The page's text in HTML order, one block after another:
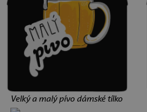
Velký a malý pívo dámské tílko volné